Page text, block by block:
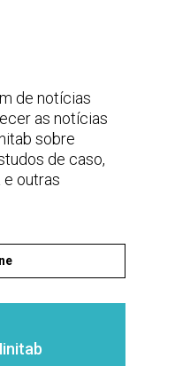
de notícias
as notícias
sobre
de caso,
outras